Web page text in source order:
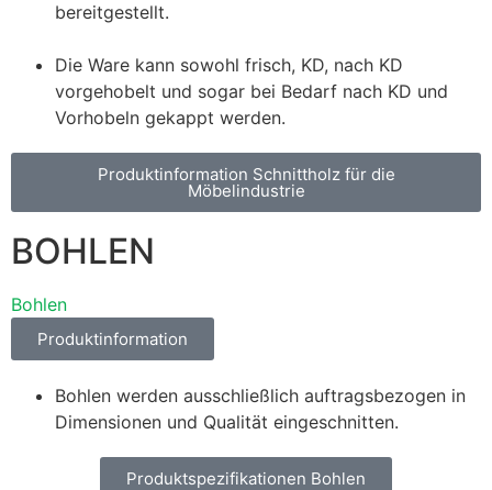
bereitgestellt.
Die Ware kann sowohl frisch, KD, nach KD
vorgehobelt und sogar bei Bedarf nach KD und
Vorhobeln gekappt werden.
Produktinformation Schnittholz für die
Möbelindustrie
BOHLEN
Bohlen
Produktinformation
Bohlen werden ausschließlich auftragsbezogen in
Dimensionen und Qualität eingeschnitten.
Produktspezifikationen Bohlen